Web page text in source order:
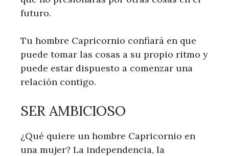
futuro.
Tu hombre Capricornio confiará en que
puede tomar las cosas a su propio ritmo y
puede estar dispuesto a comenzar una
relación contigo.
SER AMBICIOSO
¿Qué quiere un hombre Capricornio en
una mujer? La independencia, la